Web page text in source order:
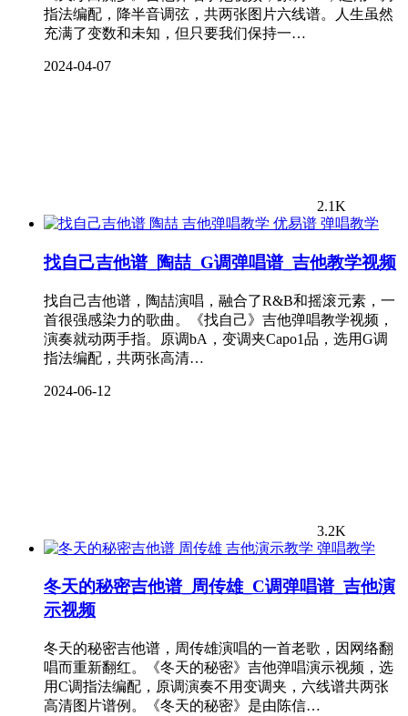
指法编配，降半音调弦，共两张图片六线谱。人生虽然
充满了变数和未知，但只要我们保持一…
2024-04-07
2.1K
弹唱教学
找自己吉他谱_陶喆_G调弹唱谱_吉他教学视频
找自己吉他谱，陶喆演唱，融合了R&B和摇滚元素，一
首很强感染力的歌曲。《找自己》吉他弹唱教学视频，
演奏就动两手指。原调bA，变调夹Capo1品，选用G调
指法编配，共两张高清…
2024-06-12
3.2K
弹唱教学
冬天的秘密吉他谱_周传雄_C调弹唱谱_吉他演
示视频
冬天的秘密吉他谱，周传雄演唱的一首老歌，因网络翻
唱而重新翻红。《冬天的秘密》吉他弹唱演示视频，选
用C调指法编配，原调演奏不用变调夹，六线谱共两张
高清图片谱例。《冬天的秘密》是由陈信…